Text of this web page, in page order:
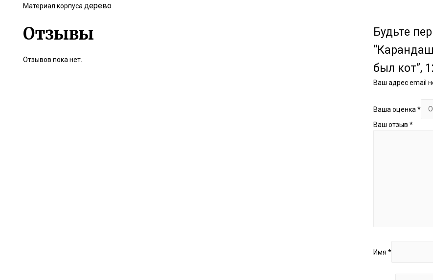
Материал корпуса дерево
Отзывы
Отзывов пока нет.
Будьте
был кот”,
Ваш адрес email
Ваша оценка *
Ваш отзыв *
Имя *